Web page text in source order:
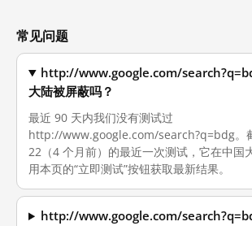
常见问题
http://www.google.com/
大陆被屏蔽吗？
最近 90 天内我们没有测试过
http://www.google.com/search?q=bdg。
22（4 个月前）的最近一次测试，它在中国
用本页的“立即测试”按钮获取最新结果。
http://www.google.com/